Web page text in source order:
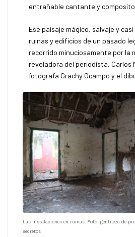
entrañable cantante y
Ese paisaje mágico, salvaje y
ruinas y edificios de un pasado
recorrido minuciosamente por la
reveladora del periodista, Carlos
fotógrafa Grachy Ocampo y el
Las instalaciones en ruinas. Foto: gentileza de
secretos